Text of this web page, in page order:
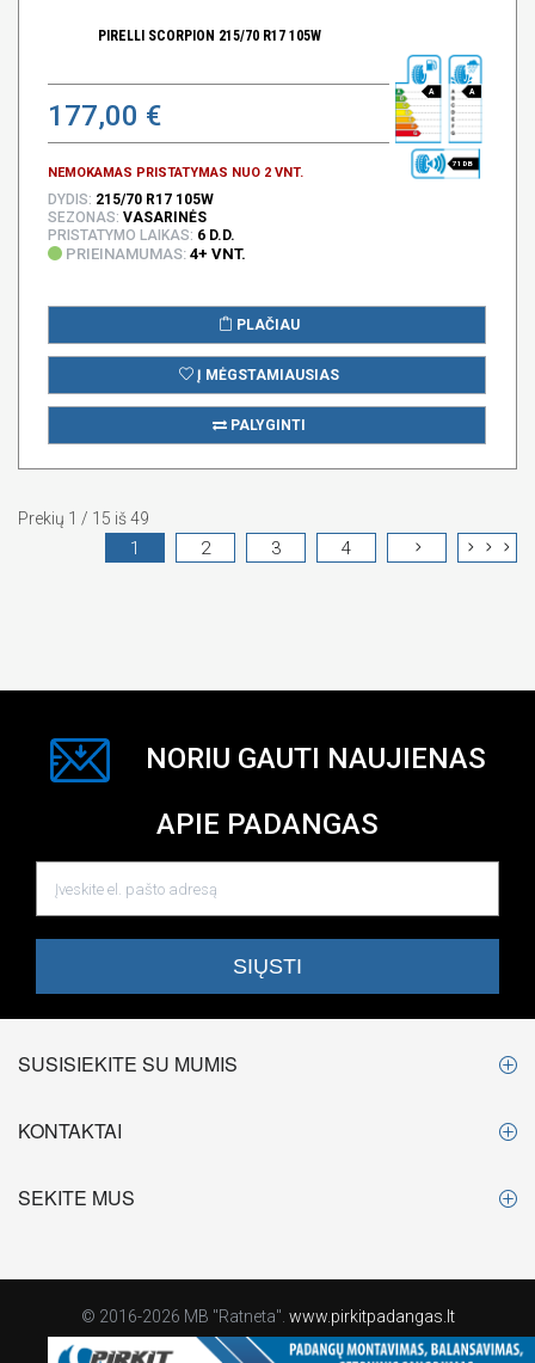
PIRELLI SCORPION 215/70 R17 105W
177,00 €
NEMOKAMAS PRISTATYMAS NUO 2 VNT.
A A
71 DB
DYDIS: 215/70 R17 105W
SEZONAS: VASARINĖS
PRISTATYMO LAIKAS: 6 D.D.
PRIEINAMUMAS: 4+ VNT.
PLAČIAU
Į MĖGSTAMIAUSIAS
PALYGINTI
Prekių 1 / 15 iš 49
1 2 3 4
NORIU GAUTI NAUJIENAS
APIE PADANGAS
SUSISIEKITE SU MUMIS
KONTAKTAI
SEKITE MUS
© 2016-2026 MB "Ratneta". www.pirkitpadangas.lt